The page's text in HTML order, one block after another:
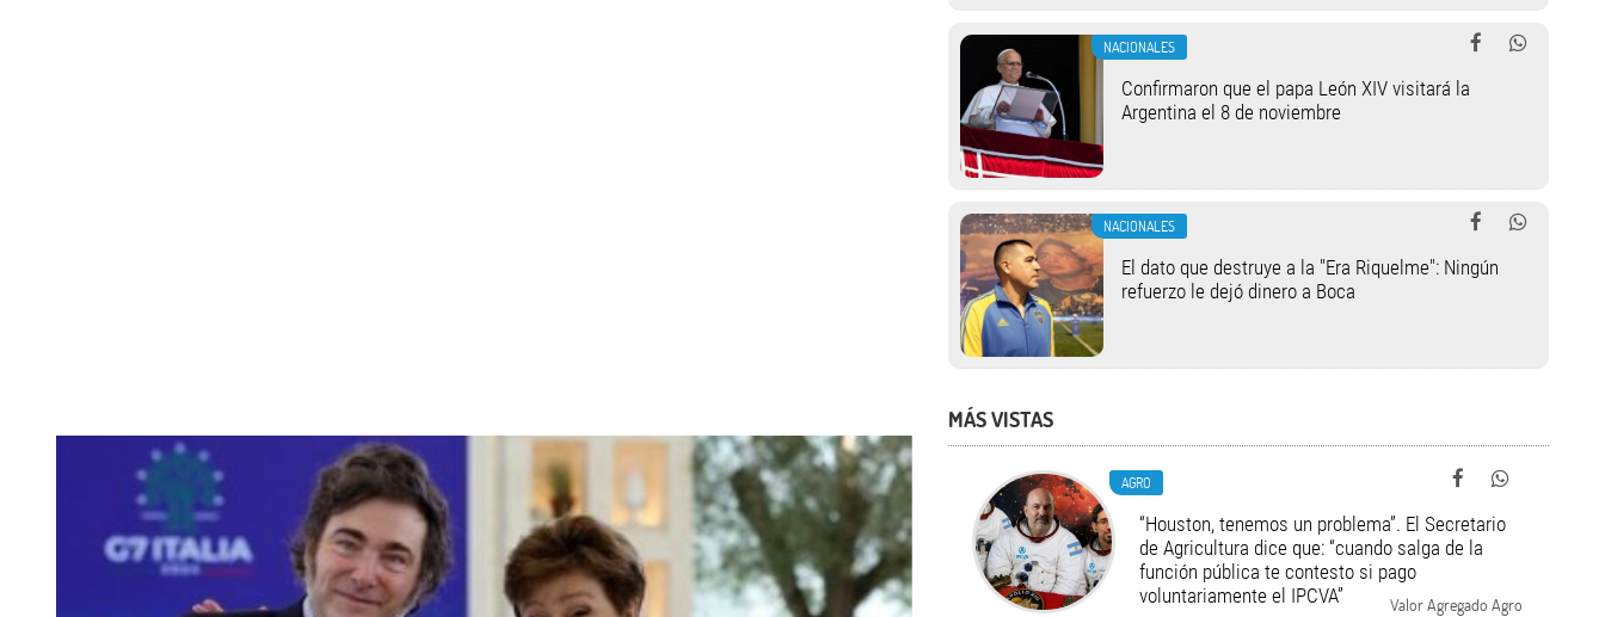
NACIONALES
Confirmaron que el papa León XIV visitará la
Argentina el 8 de noviembre
NACIONALES
El dato que destruye a la "Era Riquelme": Ningún
refuerzo le dejó dinero a Boca
MÁS VISTAS
AGRO
“Houston, tenemos un problema”. El Secretario
de Agricultura dice que: “cuando salga de la
función pública te contesto si pago
voluntariamente el IPCVA”
Valor Agregado Agro